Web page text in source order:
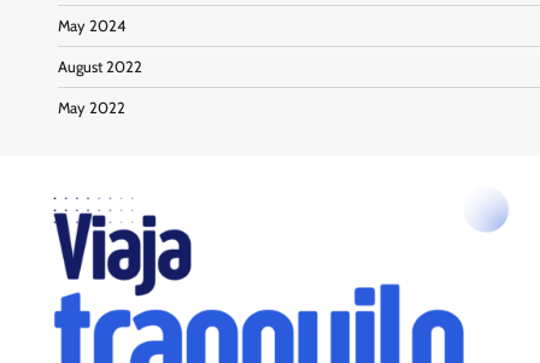
May 2024
August 2022
May 2022